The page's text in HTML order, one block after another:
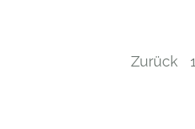
Zurück 1